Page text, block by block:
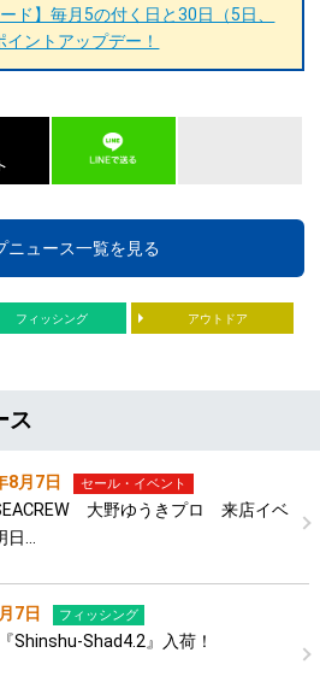
ド】毎月5の付く日と30日（5日、
ントアップデー！
ニュース一覧を見る
フィッシング アウトドア
ス
8月7日 セール・イベント
大野ゆうきプロ 来店イベ
日…
7日 フィッシング
Shinshu-Shad4.2』入荷！